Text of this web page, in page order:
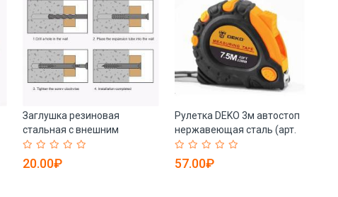
Заглушка резиновая
стальная с внешним
шестигранником M6 (арт. 25-
19084404)
20.00₽
Рулетка DEKO 3м автостоп
нержавеющая сталь (арт.
26-2402240)
57.00₽